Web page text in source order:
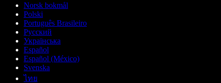
Norsk bokmål
Polski
Português Brasileiro
Русский
Українська
Español
Español (México)
Svenska
ไทย